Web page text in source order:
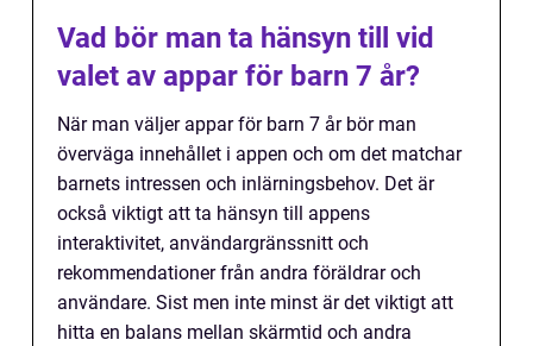
Vad bör man ta hänsyn till vid
valet av appar för barn 7 år?
När man väljer appar för barn 7 år bör man
överväga innehållet i appen och om det matchar
barnets intressen och inlärningsbehov. Det är
också viktigt att ta hänsyn till appens
interaktivitet, användargränssnitt och
rekommendationer från andra föräldrar och
användare. Sist men inte minst är det viktigt att
hitta en balans mellan skärmtid och andra